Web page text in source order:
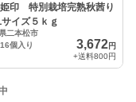
印 特別栽培完熟秋茜り
イズ５ｋｇ
二本松市
個入り
3,672円
+送料800円